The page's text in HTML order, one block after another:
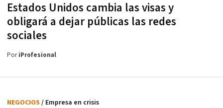
Estados Unidos cambia las visas y
obligará a dejar públicas las redes
sociales
PoriProfesional
NEGOCIOS / Empresa en crisis